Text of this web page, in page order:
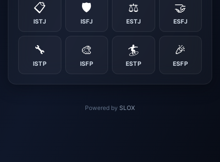
📋
ISTJ
🛡️
ISFJ
⚖️
ESTJ
🤝
ESFJ
🔧
ISTP
🎨
ISFP
🏄
ESTP
🎉
ESFP
Powered by SLOX